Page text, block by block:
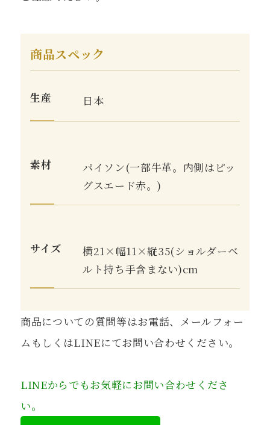
商品スペック
生産 日本
素材
パイソン(一部牛革。内側はピッ
グスエード赤。)
サイズ
横21×幅11×縦35(ショルダーベ
ルト持ち手含まない)cm
商品についての質問等はお電話、メールフォー
ムもしくはLINEにてお問い合わせください。
LINEからでもお気軽にお問い合わせくださ
い。